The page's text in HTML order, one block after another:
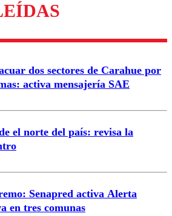
son moderados para garantizar un
diálogo respetuoso.
dos sectores de Carahue por
activa mensajería SAE
el norte del país: revisa la
Senapred activa Alerta
en tres comunas